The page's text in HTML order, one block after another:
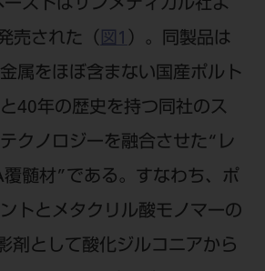
ストはサンメディカル社よ
売された（ 図1 ）。同製品は
属をほぼ含まない国産ポルト
40年の歴史を持つ同社のス
クノロジーを融合させた“レ
髄材”である。すなわち、ポ
トとメタクリル酸モノマーの
剤として酸化ジルコニアから